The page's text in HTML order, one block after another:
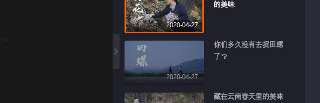
2020-04-27
的美味
2020-04-27
你们多久没有去捉田螺
了？
藏在云南春天里的美味